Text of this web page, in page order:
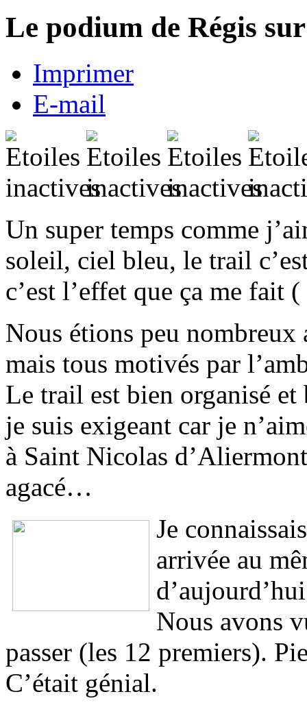
Le podium de Régis
Imprimer
E-mail
Un super temps comme
soleil, ciel bleu, le trail
c’est l’effet que ça me fait
Nous étions peu nombreux
mais tous motivés par
Le trail est bien organisé
je suis exigeant car je
à Saint Nicolas
agacé…
Je
arrivée au
Nous avons
passer (les 12 premiers).
C’était génial.